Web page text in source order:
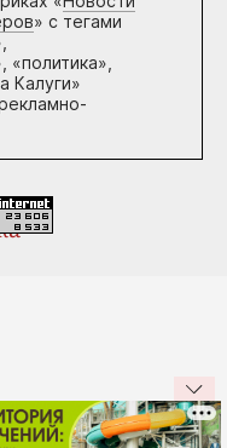
» с тегами
Калуги»